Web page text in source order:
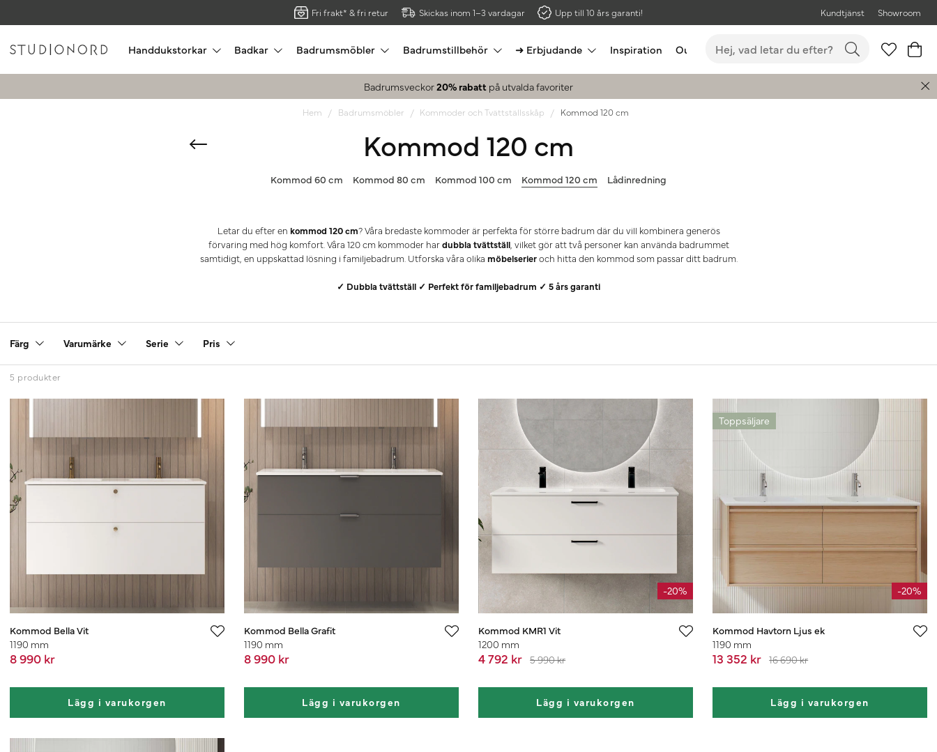
Fri frakt* & fri retur Skickas inom 1–3 vardagar Upp till 10 års garanti! Kundtjänst Showroom
Handdukstorkar Badkar Badrumsmöbler Badrumstillbehör ➜ Erbjudande Inspiration Outlet Bästsäljare
Badrumsveckor20% rabatt på utvalda favoriter
Hem Badrumsmöbler Kommoder och Tvättställsskåp Kommod 120 cm
Kommod 120 cm
Kommod 60 cm Kommod 80 cm Kommod 100 cm Kommod 120 cm Lådinredning
Letar du efter en kommod 120 cm? Våra bredaste kommoder är perfekta för större badrum där du vill kombinera generös
förvaring med hög komfort. Våra 120 cm kommoder hardubbla tvättställ, vilket gör att två personer kan använda badrummet
samtidigt, en uppskattad lösning i familjebadrum. Utforska våra olika möbelserieroch hitta den kommod som passar ditt badrum.
✓ Dubbla tvättställ ✓ Perfekt för familjebadrum ✓ 5 års garanti
Färg Varumärke Serie Pris
5 produkter
Kommod Bella Vit
1190 mm
8 990 kr
Lägg i varukorgen
Kommod Bella Grafit
1190 mm
8 990 kr
Lägg i varukorgen
-20%
Kommod KMR1 Vit
1200 mm
4 792 kr 5 990 kr
Lägg i varukorgen
Toppsäljare
-20%
Kommod Havtorn Ljus ek
1190 mm
13 352 kr 16 690 kr
Lägg i varukorgen